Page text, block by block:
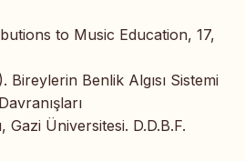
to Music Education, 17,
Bireylerin Benlik Algısı Sistemi
Gazi Üniversitesi. D.D.B.F.